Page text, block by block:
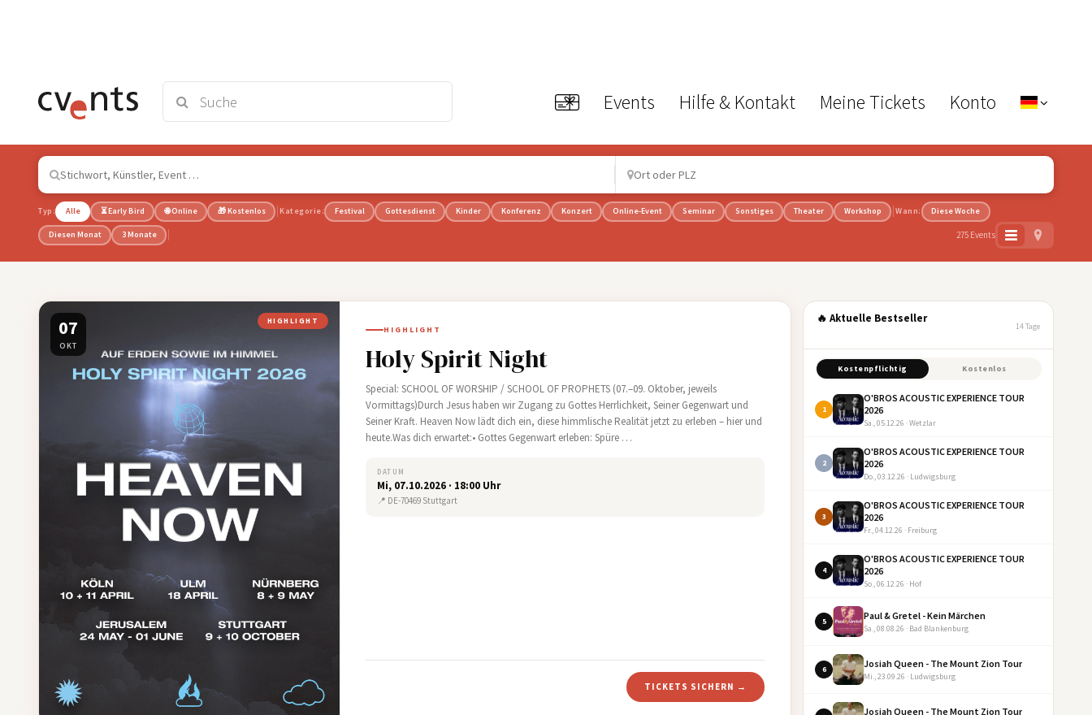
Events Hilfe & Kontakt Meine Tickets Konto
Typ: Alle ⏳ Early Bird 🌐 Online 🎁 Kostenlos Kategorie: Festival Gottesdienst Kinder Konferenz Konzert Online-Event Seminar Sonstiges Theater Workshop Wann: Diese Woche
Diesen Monat 3 Monate 275 Events
07
OKT
HIGHLIGHT
HIGHLIGHT
Holy Spirit Night
Special: SCHOOL OF WORSHIP / SCHOOL OF PROPHETS (07.–09. Oktober, jeweils
Vormittags)Durch Jesus haben wir Zugang zu Gottes Herrlichkeit, Seiner Gegenwart und
Seiner Kraft. Heaven Now lädt dich ein, diese himmlische Realität jetzt zu erleben – hier und
heute.Was dich erwartet:• Gottes Gegenwart erleben: Spüre …
DATUM
Mi, 07.10.2026 · 18:00 Uhr
📍 DE-70469 Stuttgart
TICKETS SICHERN →
🔥 Aktuelle Bestseller
14 Tage
Kostenpflichtig Kostenlos
1
O'BROS ACOUSTIC EXPERIENCE TOUR
2026
Sa., 05.12.26 · Wetzlar
2
O'BROS ACOUSTIC EXPERIENCE TOUR
2026
Do., 03.12.26 · Ludwigsburg
3
O'BROS ACOUSTIC EXPERIENCE TOUR
2026
Fr., 04.12.26 · Freiburg
4
O'BROS ACOUSTIC EXPERIENCE TOUR
2026
So., 06.12.26 · Hof
5 Paul & Gretel - Kein Märchen
Sa., 08.08.26 · Bad Blankenburg
6 Josiah Queen - The Mount Zion Tour
Mi., 23.09.26 · Ludwigsburg
Josiah Queen - The Mount Zion Tour